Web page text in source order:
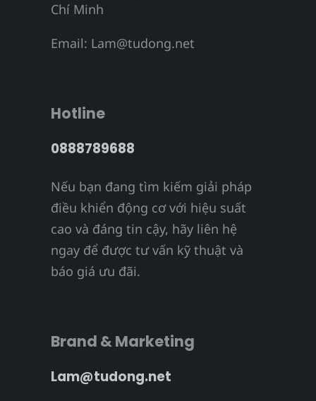
Chí Minh
Email: Lam@tudong.net
Hotline
0888789688
Nếu bạn đang tìm kiếm giải pháp
điều khiển động cơ với hiệu suất
cao và đáng tin cậy, hãy liên hệ
ngay để được tư vấn kỹ thuật và
báo giá ưu đãi.
Brand & Marketing
Lam@tudong.net